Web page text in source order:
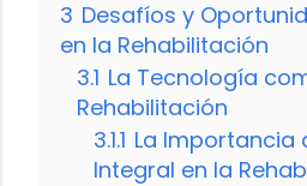
3 Desafíos y
en la Rehabilitación
3.1 La Tecnología
Rehabilitación
3.1.1 La Importancia
Integral en la